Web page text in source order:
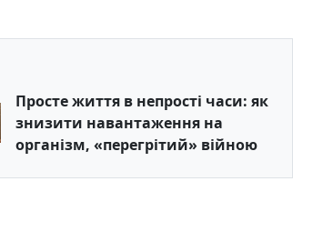
Просте життя в непрості часи: як
знизити навантаження на
організм, «перегрітий» війною